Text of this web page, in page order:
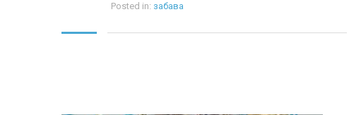
Posted in: забава